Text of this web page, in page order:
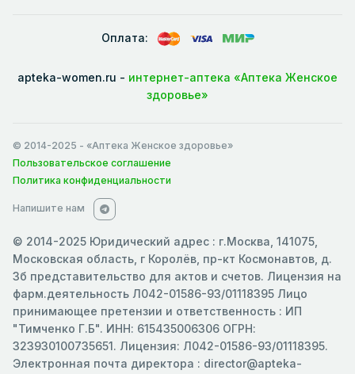
Оплата:
apteka-women.ru - интернет-аптека «Аптека Женское
здоровье»
© 2014-2025 - «Аптека Женское здоровье»
Пользовательское соглашение
Политика конфиденциальности
Напишите нам
© 2014-2025 Юридический адрес : г.Москва, 141075,
Московская область, г Королёв, пр-кт Космонавтов, д.
3б представительство для актов и счетов. Лицензия на
фарм.деятельность Л042-01586-93/01118395 Лицо
принимающее претензии и ответственность : ИП
"Тимченко Г.Б". ИНН: 615435006306 ОГРН:
323930100735651. Лицензия: Л042-01586-93/01118395.
Электронная почта директора : director@apteka-